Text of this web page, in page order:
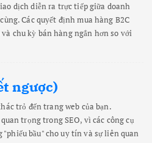
dịch diễn ra trực tiếp giữa doanh
Các quyết định mua hàng B2C
chu kỳ bán hàng ngắn hơn so với
ngược)
trỏ đến trang web của bạn.
trọng trong SEO, vì các công cụ
bầu" cho uy tín và sự liên quan